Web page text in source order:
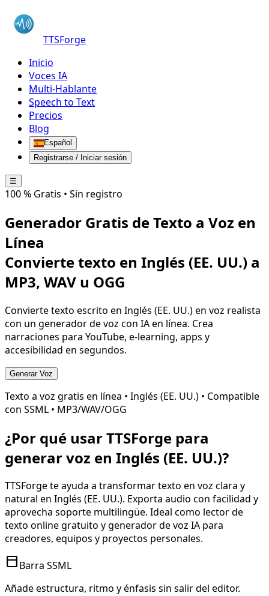
TTSForge
Inicio
Voces IA
Multi-Hablante
Speech to Text
Precios
Blog
Español
Registrarse / Iniciar sesión
☰
100 % Gratis • Sin registro
Generador Gratis de Texto a Voz en
Línea
Convierte texto en Inglés (EE. UU.) a
MP3, WAV u OGG
Convierte texto escrito en Inglés (EE. UU.)en voz realista
con un generador de voz con IA en línea. Crea
narraciones para YouTube, e-learning, apps y
accesibilidad en segundos.
Generar Voz
Texto a voz gratis en línea • Inglés (EE. UU.) • Compatible
con SSML • MP3/WAV/OGG
¿Por qué usar TTSForge para
generar voz en Inglés (EE. UU.)?
TTSForge te ayuda a transformar texto en voz clara y
natural en Inglés (EE. UU.). Exporta audio con facilidad y
aprovecha soporte multilingüe. Ideal como lector de
texto online gratuito y generador de voz IA para
creadores, equipos y proyectos personales.
toolbarBarra SSML
Añade estructura, ritmo y énfasis sin salir del editor.